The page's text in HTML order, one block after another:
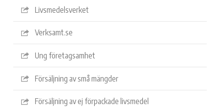
Livsmedelsverket
Verksamt.se
Ung företagsamhet
Försäljning av små mängder
Försäljning av ej förpackade livsmedel